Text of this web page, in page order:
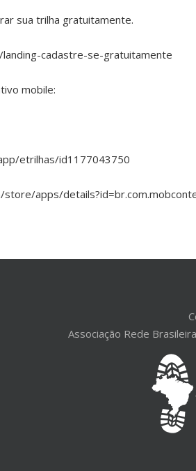
sua trilha gratuitamente.
cadastre-se-gratuitamente
mobile:
etrilhas/id1177043750
apps/
Associação Rede